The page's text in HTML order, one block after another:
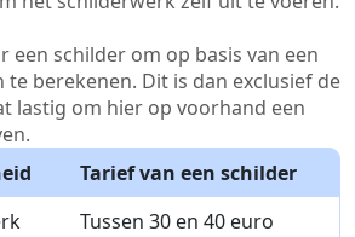
een schilder om op basis van een
berekenen. Dit is dan exclusief de
lastig om hier op voorhand een
Tarief van een schilder
Tussen 30 en 40 euro